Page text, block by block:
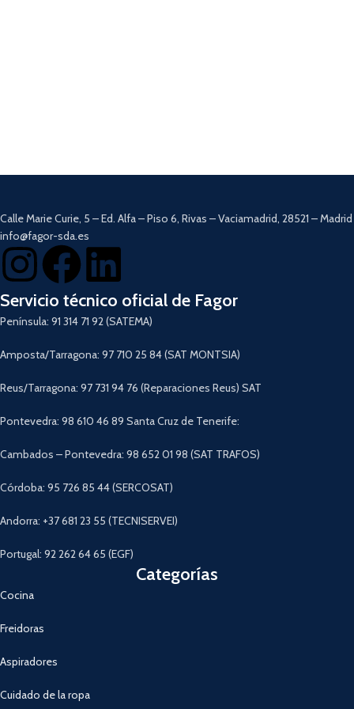
Calle Marie Curie, 5 – Ed. Alfa – Piso 6, Rivas – Vaciamadrid, 28521 – Madrid
info@fagor-sda.es
Servicio técnico oficial de Fagor
Península: 91 314 71 92 (SATEMA)
Amposta/Tarragona: 97 710 25 84 (SAT MONTSIA)
Reus/Tarragona: 97 731 94 76 (Reparaciones Reus) SAT
Pontevedra: 98 610 46 89 Santa Cruz de Tenerife:
Cambados – Pontevedra: 98 652 01 98 (SAT TRAFOS)
Córdoba: 95 726 85 44 (SERCOSAT)
Andorra: +37 681 23 55 (TECNISERVEI)
Portugal: 92 262 64 65 (EGF)
Categorías
Cocina
Freidoras
Aspiradores
Cuidado de la ropa